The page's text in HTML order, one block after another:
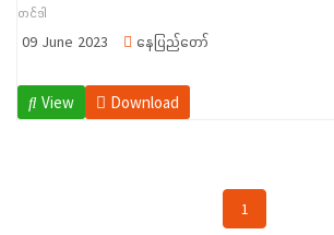
တင်ဒါ
09 June 2023 နေပြည်တော်
View Download
1